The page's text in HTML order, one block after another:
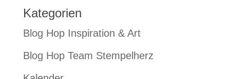
Kategorien
Blog Hop Inspiration & Art
Blog Hop Team Stempelherz